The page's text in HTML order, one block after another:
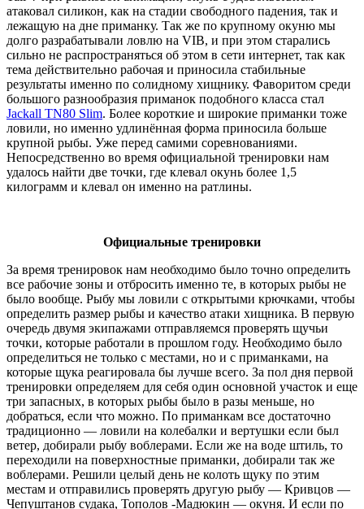
атаковал силикон, как на стадии свободного падения, так и
лежащую на дне приманку. Так же по крупному окуню мы
долго разрабатывали ловлю на VIB, и при этом старались
сильно не распространяться об этом в сети интернет, так как
тема действительно рабочая и приносила стабильные
результаты именно по солидному хищнику. Фаворитом среди
большого разнообразия приманок подобного класса стал
Jackall TN80 Slim. Более короткие и широкие приманки тоже
ловили, но именно удлинённая форма приносила больше
крупной рыбы. Уже перед самими соревнованиями.
Непосредственно во время официальной тренировки нам
удалось найти две точки, где клевал окунь более 1,5
килограмм и клевал он именно на ратлины.
Официальные тренировки
За время тренировок нам необходимо было точно определить
все рабочие зоны и отбросить именно те, в которых рыбы не
было вообще. Рыбу мы ловили с открытыми крючками, чтобы
определить размер рыбы и качество атаки хищника. В первую
очередь двумя экипажами отправляемся проверять щучьи
точки, которые работали в прошлом году. Необходимо было
определиться не только с местами, но и с приманками, на
которые щука реагировала бы лучше всего. За пол дня первой
тренировки определяем для себя один основной участок и еще
три запасных, в которых рыбы было в разы меньше, но
добраться, если что можно. По приманкам все достаточно
традиционно — ловили на колебалки и вертушки если был
ветер, добирали рыбу воблерами. Если же на воде штиль, то
переходили на поверхностные приманки, добирали так же
воблерами. Решили целый день не колоть щуку по этим
местам и отправились проверять другую рыбу — Кривцов —
Чепуштанов судака, Тополов -Мадюкин — окуня. И если по